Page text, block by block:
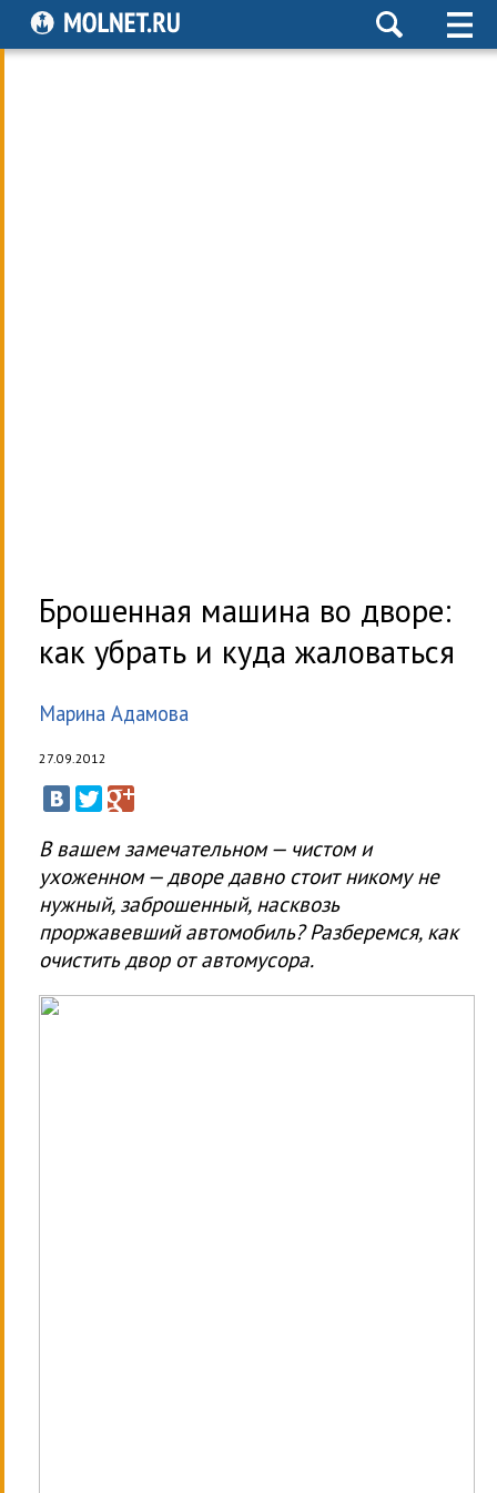
Брошенная машина во дворе:
как убрать и куда жаловаться
Марина Адамова
27.09.2012
В вашем замечательном — чистом и
ухоженном — дворе давно стоит никому не
нужный, заброшенный, насквозь
проржавевший автомобиль? Разберемся, как
очистить двор от автомусора.